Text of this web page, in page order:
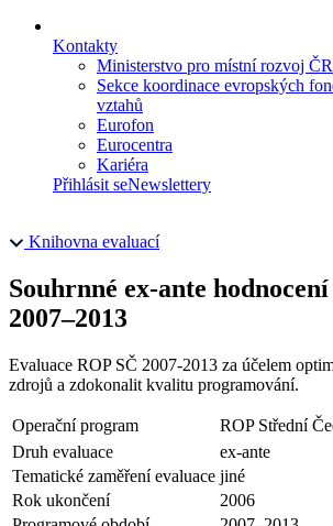
Kontakty
Ministerstvo pro místní rozvoj ČR
Sekce koordinace evropských
vztahů
Eurofon
Eurocentra
Kariéra
Přihlásit seNewslettery
Knihovna evaluací
Souhrnné ex-ante
2007–2013
Evaluace ROP SČ 2007-2013 za účelem
zdrojů a zdokonalit kvalitu programování.
Operační program
ROP Střední
Druh evaluace
ex-ante
Tematické zaměření evaluace jiné
Rok ukončení
2006